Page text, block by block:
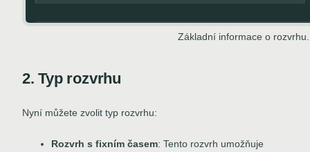
Základní informace o rozvrhu.
2. Typ rozvrhu
Nyní můžete zvolit typ rozvrhu:
Rozvrh s fixním časem: Tento rozvrh umožňuje